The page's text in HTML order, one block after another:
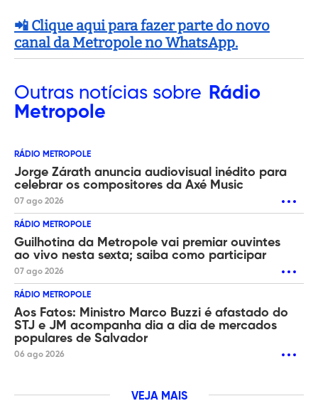
📲 Clique aqui para fazer parte do novo
canal da Metropole no WhatsApp.
Outras notícias sobre Rádio
Metropole
RÁDIO METROPOLE
Jorge Zárath anuncia audiovisual inédito para
celebrar os compositores da Axé Music
07 ago 2026
RÁDIO METROPOLE
Guilhotina da Metropole vai premiar ouvintes
ao vivo nesta sexta; saiba como participar
07 ago 2026
RÁDIO METROPOLE
Aos Fatos: Ministro Marco Buzzi é afastado do
STJ e JM acompanha dia a dia de mercados
populares de Salvador
06 ago 2026
VEJA MAIS